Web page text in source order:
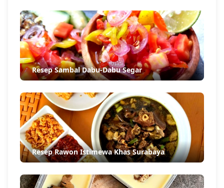
Resep Sambal Dabu-Dabu Segar
Resep Rawon Istimewa Khas Surabaya